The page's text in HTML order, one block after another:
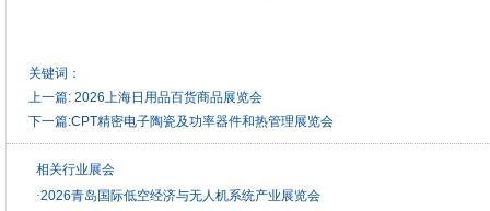
关键词：
上一篇: 2026上海日用品百货商品展览会
下一篇:CPT精密电子陶瓷及功率器件和热管理展览会
相关行业展会
·2026青岛国际低空经济与无人机系统产业展览会